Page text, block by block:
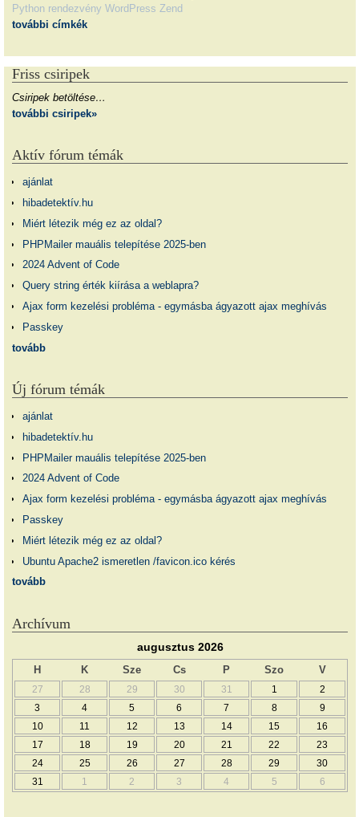
Python rendezvény WordPress Zend
további címkék
Friss csiripek
Csiripek betöltése…
további csiripek»
Aktív fórum témák
ajánlat
hibadetektív.hu
Miért létezik még ez az oldal?
PHPMailer mauális telepítése 2025-ben
2024 Advent of Code
Query string érték kiírása a weblapra?
Ajax form kezelési probléma - egymásba ágyazott ajax meghívás
Passkey
tovább
Új fórum témák
ajánlat
hibadetektív.hu
PHPMailer mauális telepítése 2025-ben
2024 Advent of Code
Ajax form kezelési probléma - egymásba ágyazott ajax meghívás
Passkey
Miért létezik még ez az oldal?
Ubuntu Apache2 ismeretlen /favicon.ico kérés
tovább
Archívum
augusztus 2026
H K Sze Cs P Szo V
27 28 29 30 31 1
2
3
4 5 6 7 8
9
10
11 12 13 14 15
16
17
18 19 20 21 22
23
24
25 26 27 28 29
30
31
1 2 3 4 5 6